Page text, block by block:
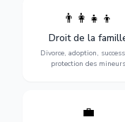
👨‍👩‍👧‍👦
Droit de la
Divorce, adoption,
protection des mineurs
Divorce, garde
adoption, succession
protection des
vulnérables.
💼
Protection de vos